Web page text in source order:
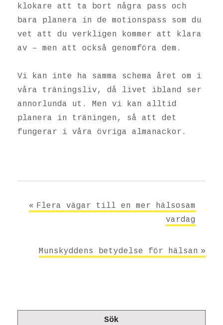
klokare att ta bort några pass och
bara planera in de motionspass som du
vet att du verkligen kommer att klara
av – men att också genomföra dem.
Vi kan inte ha samma schema året om i
våra träningsliv, då livet ibland ser
annorlunda ut. Men vi kan alltid
planera in träningen, så att det
fungerar i våra övriga almanackor.
Inläggsnavigering
Flera vägar till en mer hälsosam
vardag
Munskyddens betydelse för hälsan
Sök